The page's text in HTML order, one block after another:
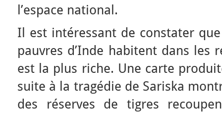
l’espace national.
Il est intéressant de constater
pauvres d’Inde habitent dans les
est la plus riche. Une carte
suite à la tragédie de Sariska
des réserves de tigres